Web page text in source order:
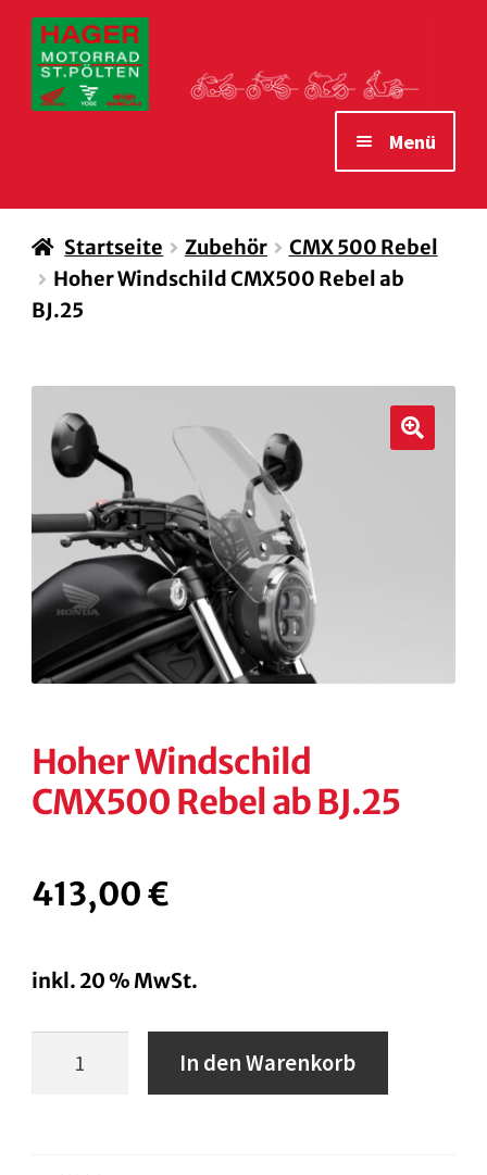
Zur
Navigation
springen
Zum
Inhalt
springen
Menü
STARTSEITE
MOTORRÄDER
VERLEIH MOTORRÄDER
WAS WIR IHNEN BIETEN
ÖFFNUNGSZEITEN
KONTAKT
KASSE
RECHTLICHES
Startseite Zubehör
CMX 500 Rebel
Hoher Windschild CMX500 Rebel ab
BJ.25
Hoher Windschild
CMX500 Rebel ab BJ.25
413,00€
inkl. 20 % MwSt.
In den Warenkorb